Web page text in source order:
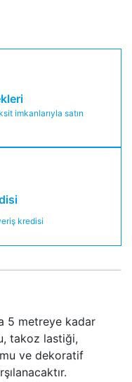
imkanlarıyla satın
kredisi
5 metreye kadar
takoz lastiği,
ve dekoratif